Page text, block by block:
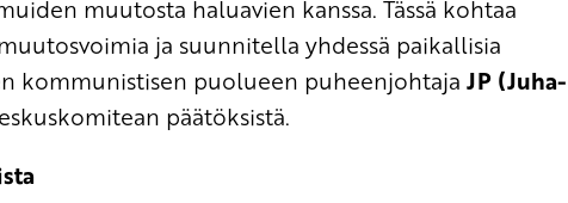
muutosta haluavien kanssa. Tässä kohtaa
ja suunnitella yhdessä paikallisia
kommunistisen puolueen puheenjohtaja JP (Juha-
päätöksistä.